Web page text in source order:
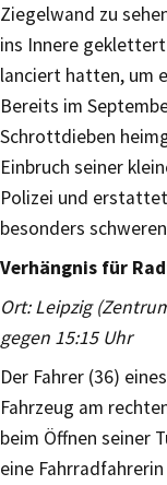
Ziegelwand zu
ins Innere
lanciert hatten, um
Bereits im
Schrottdieben
Einbruch seiner
Polizei und
besonders
Verhängnis für
Ort: Leipzig
gegen 15:15 Uhr
Der Fahrer (36)
Fahrzeug am
beim Öffnen seiner
eine